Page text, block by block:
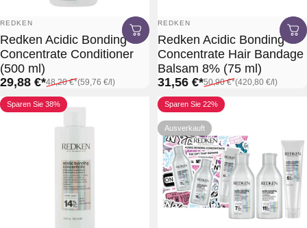
Anbieter:
REDKEN
Redken Acidic Bonding
Concentrate Conditioner
(500 ml)
Verkaufspreis*
29,88 €*
Normaler Preis*
48,20 €*
Grundpreis (59,76 €/
pro l)
Anbieter:
REDKEN
Redken Acidic Bonding
Concentrate Hair Bandage
Balsam 8% (75 ml)
Verkaufspreis*
31,56 €*
Normaler Preis*
50,90 €*
Grundpreis (420,80 €/
pro l)
Sparen Sie 38% Sparen Sie 22%
Ausverkauft